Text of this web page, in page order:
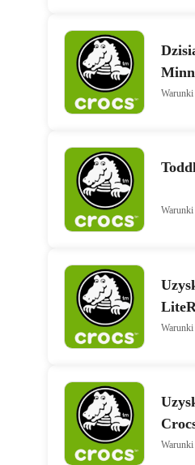
Warunki
Warunki
Warunki
Warunki